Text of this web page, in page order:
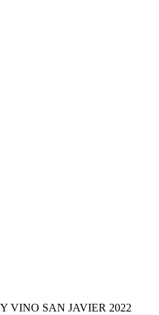
VINO SAN JAVIER 2022